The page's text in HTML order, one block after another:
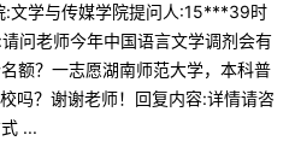
:文学与传媒学院提问人:15***39时
问老师今年中国语言文学调剂会有
额？一志愿湖南师范大学，本科普
吗？谢谢老师！回复内容:详情请咨
...